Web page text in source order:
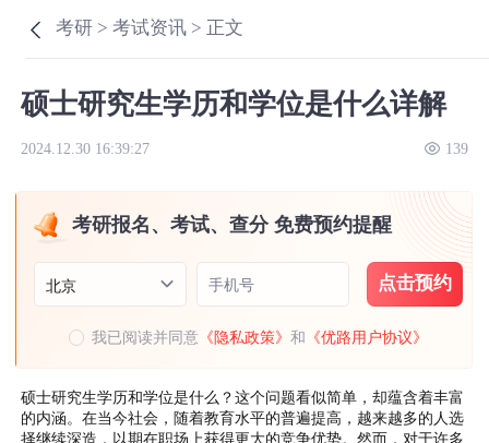
考研 >考试资讯 > 正文
硕士研究生学历和学位是什么详解
2024.12.30 16:39:27 139
考研报名、考试、查分 免费预约提醒
北京 手机号 点击预约
我已阅读并同意 《隐私政策》和 《优路用户协议》
硕士研究生学历和学位是什么？这个问题看似简单，却蕴含着丰富
的内涵。在当今社会，随着教育水平的普遍提高，越来越多的人选
择继续深造，以期在职场上获得更大的竞争优势。然而，对于许多